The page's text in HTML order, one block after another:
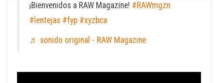
¡Bienvenidos a RAW Magazine! #RAWmgzn
#lentejas #fyp #xyzbca
♬ sonido original - RAW Magazine